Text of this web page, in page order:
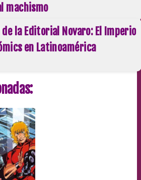
machismo
la Editorial Novaro: El Imperio
en Latinoamérica